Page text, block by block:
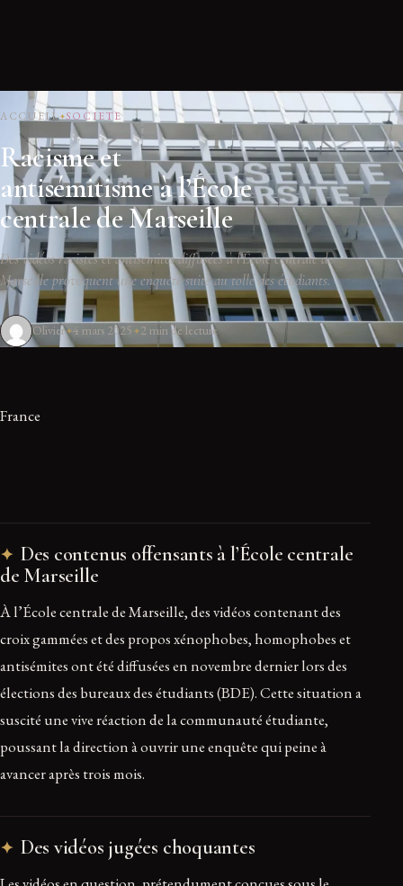
ACCUEIL SOCIETE
Racisme et
antisémitisme à l’École
centrale de Marseille
Des vidéos racistes et antisémites diffusées à l'École centrale de
Marseille provoquent une enquête suite au tollé des étudiants.
Olivier 4 mars 2025 2 min de lecture
France
Des contenus offensants à l’École centrale
de Marseille
À l’École centrale de Marseille, des vidéos contenant des
croix gammées et des propos xénophobes, homophobes et
antisémites ont été diffusées en novembre dernier lors des
élections des bureaux des étudiants (BDE). Cette situation a
suscité une vive réaction de la communauté étudiante,
poussant la direction à ouvrir une enquête qui peine à
avancer après trois mois.
Des vidéos jugées choquantes